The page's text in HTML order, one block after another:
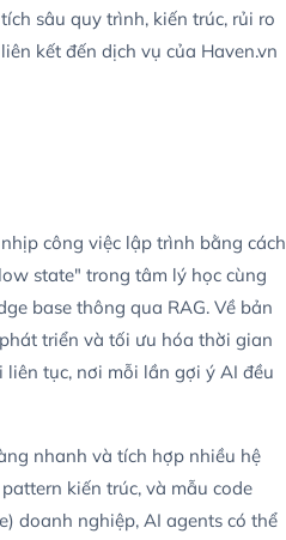
sâu quy trình, kiến trúc, rủi ro
kết đến dịch vụ của Haven.vn
công việc lập trình bằng cách
state" trong tâm lý học cùng
base thông qua RAG. Về bản
triển và tối ưu hóa thời gian
tục, nơi mỗi lần gợi ý AI đều
nhanh và tích hợp nhiều hệ
kiến trúc, và mẫu code
doanh nghiệp, AI agents có thể